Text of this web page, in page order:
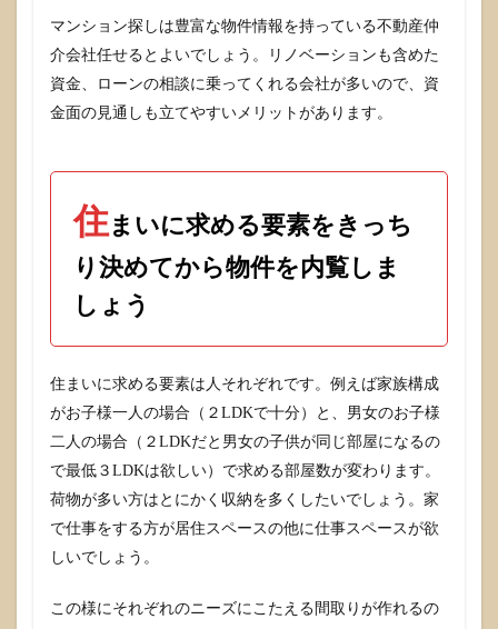
を買
択肢
11
どち
自分
次第
で
す。
マンション探しは豊富な物件情報を持っている不動産仲
介会社任せるとよいでしょう。リノベーションも含めた
資金、ローンの相談に乗ってくれる会社が多いので、資
金面の見通しも立てやすいメリットがあります。
住まいに求める要素をきっち
り決めてから物件を内覧しま
しょう
住まいに求める要素は人それぞれです。例えば家族構成
がお子様一人の場合（２LDKで十分）と、男女のお子様
二人の場合（２LDKだと男女の子供が同じ部屋になるの
で最低３LDKは欲しい）で求める部屋数が変わります。
荷物が多い方はとにかく収納を多くしたいでしょう。家
で仕事をする方が居住スペースの他に仕事スペースが欲
しいでしょう。
この様にそれぞれのニーズにこたえる間取りが作れるの